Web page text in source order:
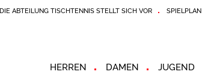
DIE ABTEILUNG TISCHTENNIS STELLT SICH VOR SPIELPLAN
HERREN DAMEN JUGEND